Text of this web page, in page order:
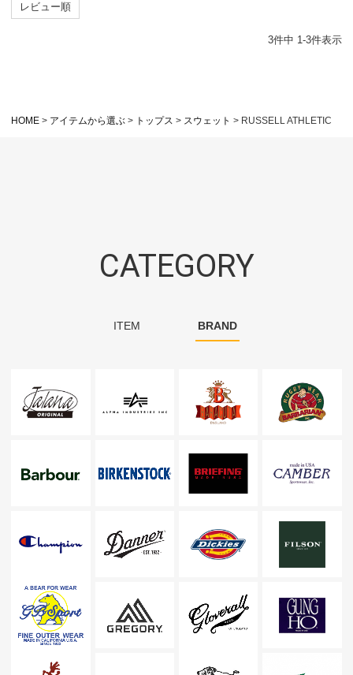
レビュー順
3件中 1-3件表示
HOME アイテムから選ぶ トップス スウェット RUSSELL ATHLETIC
CATEGORY
ITEM BRAND